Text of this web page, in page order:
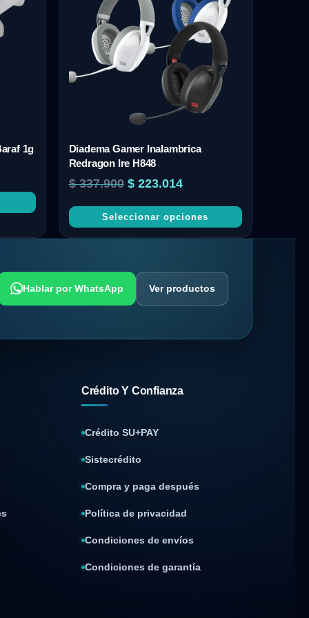
1g
Diadema Gamer Inalambrica
Redragon Ire H848
$337.900 $223.014
Seleccionar opciones
Hablar por WhatsApp Ver productos
Crédito Y Confianza
Crédito SU+PAY
Sistecrédito
Compra y paga después
Política de privacidad
Condiciones de envíos
Condiciones de garantía